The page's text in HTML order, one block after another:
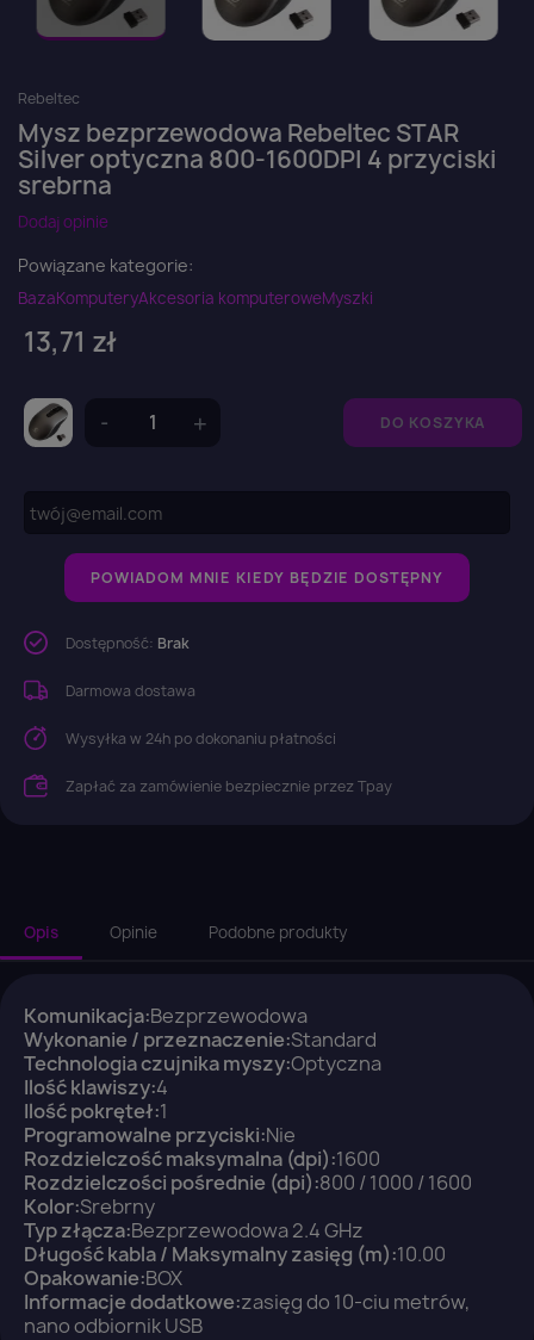
Rebeltec
Mysz bezprzewodowa Rebeltec STAR
Silver optyczna 800-1600DPI 4 przyciski
srebrna
Dodaj opinie
Powiązane kategorie:
BazaKomputeryAkcesoria komputeroweMyszki
13,71 zł
DO KOSZYKA
POWIADOM MNIE KIEDY BĘDZIE DOSTĘPNY
Dostępność: Brak
Darmowa dostawa
Wysyłka w 24h po dokonaniu płatności
Zapłać za zamówienie bezpiecznie przez Tpay
Opis Opinie Podobne produkty
Komunikacja:Bezprzewodowa
Wykonanie / przeznaczenie:Standard
Technologia czujnika myszy:Optyczna
Ilość klawiszy:4
Ilość pokręteł:1
Programowalne przyciski:Nie
Rozdzielczość maksymalna (dpi):1600
Rozdzielczości pośrednie (dpi):800 / 1000 / 1600
Kolor:Srebrny
Typ złącza:Bezprzewodowa 2.4 GHz
Długość kabla / Maksymalny zasięg (m):10.00
Opakowanie:BOX
Informacje dodatkowe:zasięg do 10-ciu metrów,
nano odbiornik USB
Zaloguj się
You need to be logged in to save products in your
wish list.
Anuluj